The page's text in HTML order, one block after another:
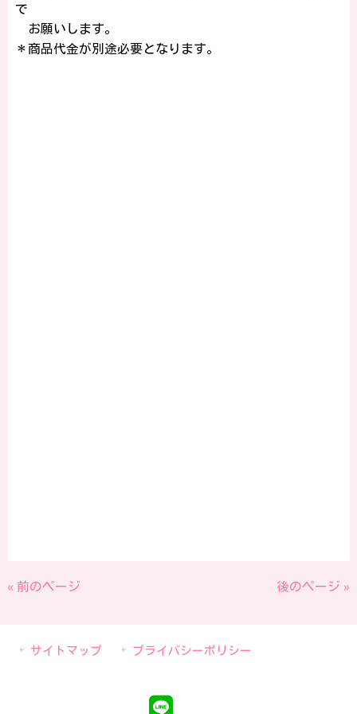
で
お願いします。
＊商品代金が別途必要となります。
« 前のページ 後のページ »
サイトマップ プライバシーポリシー